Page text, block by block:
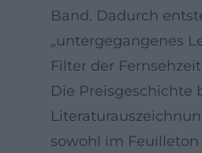
Band. Dadurch
„untergegangenes
Filter der
Die Preisgeschichte
sowohl im